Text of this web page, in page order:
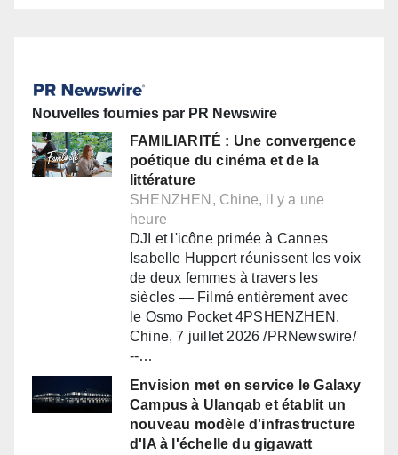
Nouvelles fournies par PR Newswire
FAMILIARITÉ : Une convergence
poétique du cinéma et de la
littérature
SHENZHEN, Chine, il y a une
heure
DJI et l'icône primée à Cannes
Isabelle Huppert réunissent les voix
de deux femmes à travers les
siècles — Filmé entièrement avec
le Osmo Pocket 4PSHENZHEN,
Chine, 7 juillet 2026 /PRNewswire/
--…
Envision met en service le Galaxy
Campus à Ulanqab et établit un
nouveau modèle d'infrastructure
d'IA à l'échelle du gigawatt